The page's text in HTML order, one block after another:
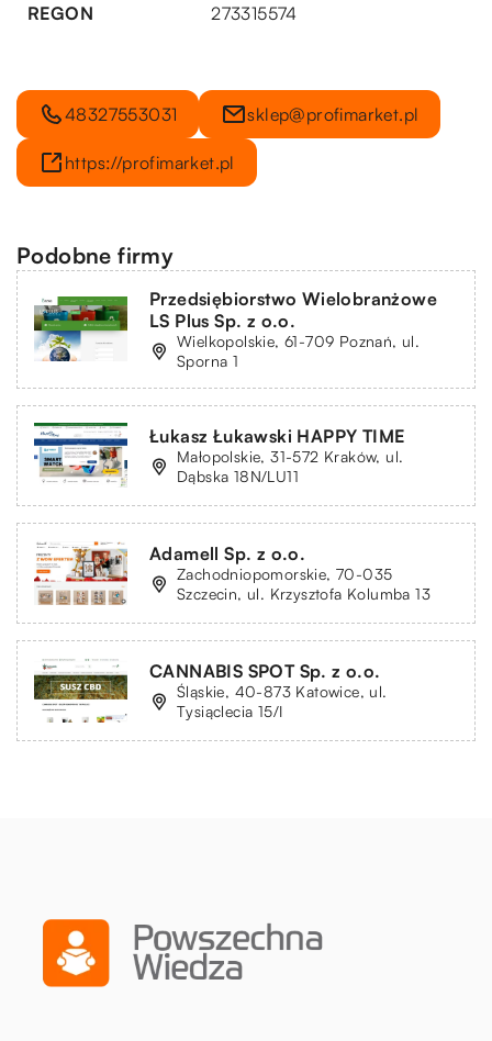
REGON 273315574
48327553031 sklep@profimarket.pl
https://profimarket.pl
Podobne firmy
Przedsiębiorstwo Wielobranżowe
LS Plus Sp. z o.o.
Wielkopolskie, 61-709 Poznań, ul.
Sporna 1
Łukasz Łukawski HAPPY TIME
Małopolskie, 31-572 Kraków, ul.
Dąbska 18N/LU11
Adamell Sp. z o.o.
Zachodniopomorskie, 70-035
Szczecin, ul. Krzysztofa Kolumba 13
CANNABIS SPOT Sp. z o.o.
Śląskie, 40-873 Katowice, ul.
Tysiąclecia 15/I